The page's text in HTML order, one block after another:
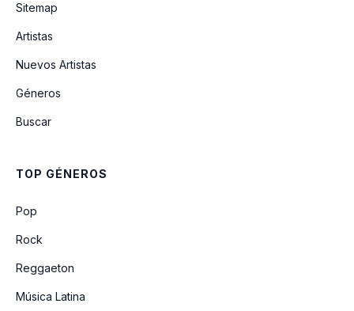
Sitemap
Artistas
Nuevos Artistas
Géneros
Buscar
TOP GÉNEROS
Pop
Rock
Reggaeton
Música Latina